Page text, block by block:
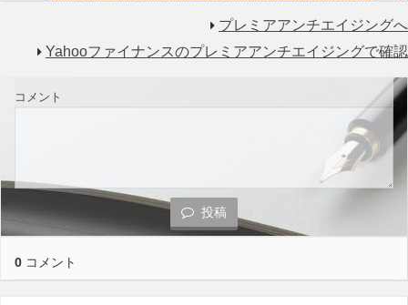
プレミアアンチエイジングへ
Yahooファイナンスのプレミアアンチエイジングで確認
コメント
投稿
0 コメント